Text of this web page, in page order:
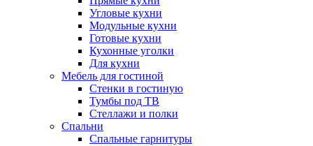
Угловые кухни
Модульные кухни
Готовые кухни
Кухонные уголки
Для кухни
Мебель для гостиной
Стенки в гостиную
Тумбы под ТВ
Стеллажи и полки
Спальни
Спальные гарнитуры